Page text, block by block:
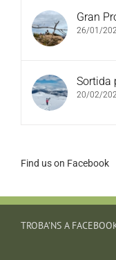
Gran
26/01/
Sortida
20/02/
Find us on Facebook
TROBA’NS A